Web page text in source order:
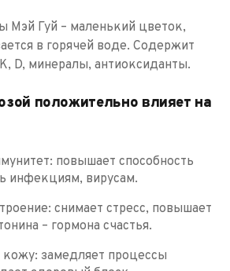
Мэй Гуй – маленький цветок,
в горячей воде. Содержит
D, минералы, антиоксиданты.
положительно влияет на
повышает способность
инфекциям, вирусам.
снимает стресс, повышает
– гормона счастья.
замедляет процессы